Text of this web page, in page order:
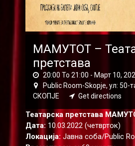
МАМУТОТ –
претстава
20:00 To 21:00 - Март 10,
Public Room-Skopje, ул: 50-
СКОПЈЕ
Get directions
Театарска претстава
Дата: 10.03.2022 (четврток)
Локација: Јавна соба/Public